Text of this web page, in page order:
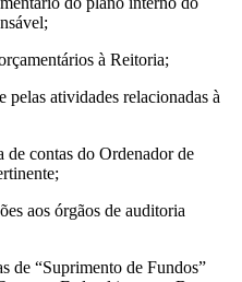
à Reitoria;
atividades relacionadas à
contas do Ordenador de
aos órgãos de auditoria
de “Suprimento de Fundos”